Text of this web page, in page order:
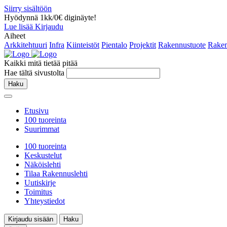
Siirry sisältöön
Hyödynnä 1kk/0€ diginäyte!
Lue lisää Kirjaudu
Aiheet
Arkkitehtuuri Infra Kiinteistöt Pientalo Projektit Rakennustuote
Kaikki mitä tietää pitää
Hae tältä sivustolta
Haku
Etusivu
100 tuoreinta
Suurimmat
100 tuoreinta
Keskustelut
Näköislehti
Tilaa Rakennuslehti
Uutiskirje
Toimitus
Yhteystiedot
Kirjaudu sisään
Haku